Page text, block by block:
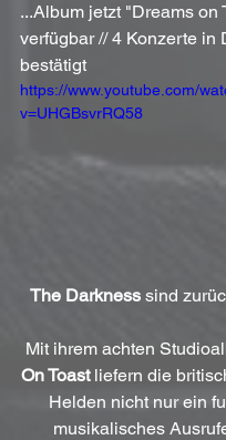
...Album jetzt "Dreams on
verfügbar // 4 Konzerte in
bestätigt
https://www.youtube.com/
v=UHGBsvrRQ58
The Darkness sind
Mit ihrem achten
On Toast liefern die
Helden nicht nur ein
musikalisches